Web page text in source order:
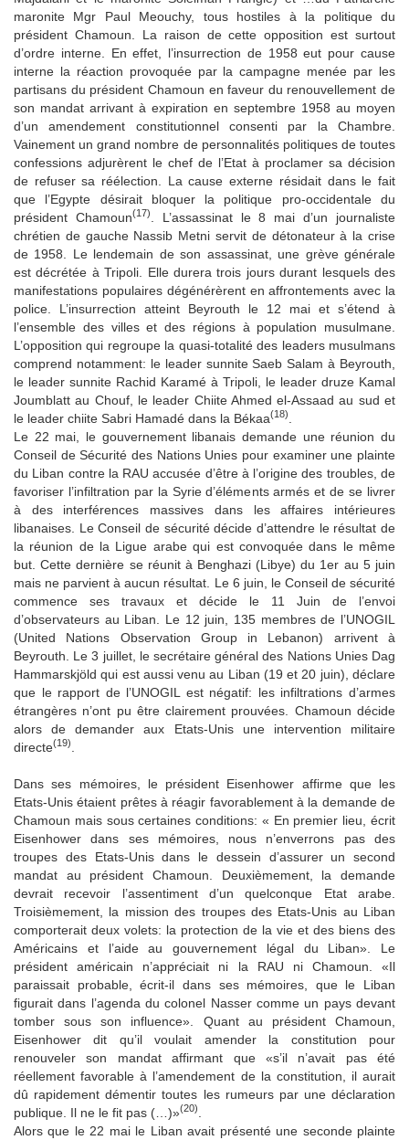
maronite Mgr Paul Meouchy, tous hostiles à la politique du
président Chamoun. La raison de cette opposition est surtout
d’ordre interne. En effet, l’insurrection de 1958 eut pour cause
interne la réaction provoquée par la campagne menée par les
partisans du président Chamoun en faveur du renouvellement de
son mandat arrivant à expiration en septembre 1958 au moyen
d’un amendement constitutionnel consenti par la Chambre.
Vainement un grand nombre de personnalités politiques de toutes
confessions adjurèrent le chef de l’Etat à proclamer sa décision
de refuser sa réélection. La cause externe résidait dans le fait
que l’Egypte désirait bloquer la politique pro-occidentale du
président Chamoun(17)
. L’assassinat le 8 mai d’un journaliste
chrétien de gauche Nassib Metni servit de détonateur à la crise
de 1958. Le lendemain de son assassinat, une grève générale
est décrétée à Tripoli. Elle durera trois jours durant lesquels des
manifestations populaires dégénérèrent en affrontements avec la
police. L’insurrection atteint Beyrouth le 12 mai et s’étend à
l’ensemble des villes et des régions à population musulmane.
L’opposition qui regroupe la quasi-totalité des leaders musulmans
comprend notamment: le leader sunnite Saeb Salam à Beyrouth,
le leader sunnite Rachid Karamé à Tripoli, le leader druze Kamal
Joumblatt au Chouf, le leader Chiite Ahmed el-Assaad au sud et
le leader chiite Sabri Hamadé dans la Békaa(18)
Le 22 mai, le gouvernement libanais demande une réunion du
Conseil de Sécurité des Nations Unies pour examiner une plainte
du Liban contre la RAU accusée d’être à l’origine des troubles, de
favoriser l’infiltration par la Syrie d’éléments armés et de se livrer
à des interférences massives dans les affaires intérieures
libanaises. Le Conseil de sécurité décide d’attendre le résultat de
la réunion de la Ligue arabe qui est convoquée dans le même
but. Cette dernière se réunit à Benghazi (Libye) du 1er au 5 juin
mais ne parvient à aucun résultat. Le 6 juin, le Conseil de sécurité
commence ses travaux et décide le 11 Juin de l’envoi
d’observateurs au Liban. Le 12 juin, 135 membres de l’UNOGIL
(United Nations Observation Group in Lebanon) arrivent à
Beyrouth. Le 3 juillet, le secrétaire général des Nations Unies Dag
Hammarskjöld qui est aussi venu au Liban (19 et 20 juin), déclare
que le rapport de l’UNOGIL est négatif: les infiltrations d’armes
étrangères n’ont pu être clairement prouvées. Chamoun décide
alors de demander aux Etats-Unis une intervention militaire
directe(19)
Dans ses mémoires, le président Eisenhower affirme que les
Etats-Unis étaient prêtes à réagir favorablement à la demande de
Chamoun mais sous certaines conditions: « En premier lieu, écrit
Eisenhower dans ses mémoires, nous n’enverrons pas des
troupes des Etats-Unis dans le dessein d’assurer un second
mandat au président Chamoun. Deuxièmement, la demande
devrait recevoir l’assentiment d’un quelconque Etat arabe.
Troisièmement, la mission des troupes des Etats-Unis au Liban
comporterait deux volets: la protection de la vie et des biens des
Américains et l’aide au gouvernement légal du Liban». Le
président américain n’appréciait ni la RAU ni Chamoun. «Il
paraissait probable, écrit-il dans ses mémoires, que le Liban
figurait dans l’agenda du colonel Nasser comme un pays devant
tomber sous son influence». Quant au président Chamoun,
Eisenhower dit qu’il voulait amender la constitution pour
renouveler son mandat affirmant que «s’il n’avait pas été
réellement favorable à l’amendement de la constitution, il aurait
dû rapidement démentir toutes les rumeurs par une déclaration
publique. Il ne le fit pas (…)»(20)
Alors que le 22 mai le Liban avait présenté une seconde plainte